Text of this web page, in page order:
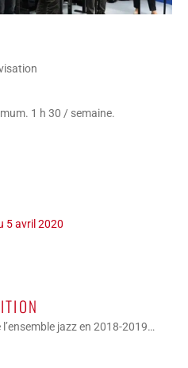
1 h 30 / semaine.
5 avril 2020
jazz en 2018-2019…